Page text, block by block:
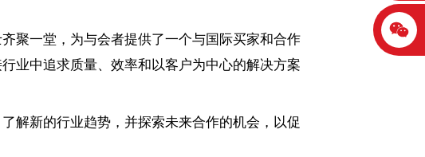
聚一堂，为与会者提供了一个与国际买家和合作
业中追求质量、效率和以客户为中心的解决方案
解新的行业趋势，并探索未来合作的机会，以促